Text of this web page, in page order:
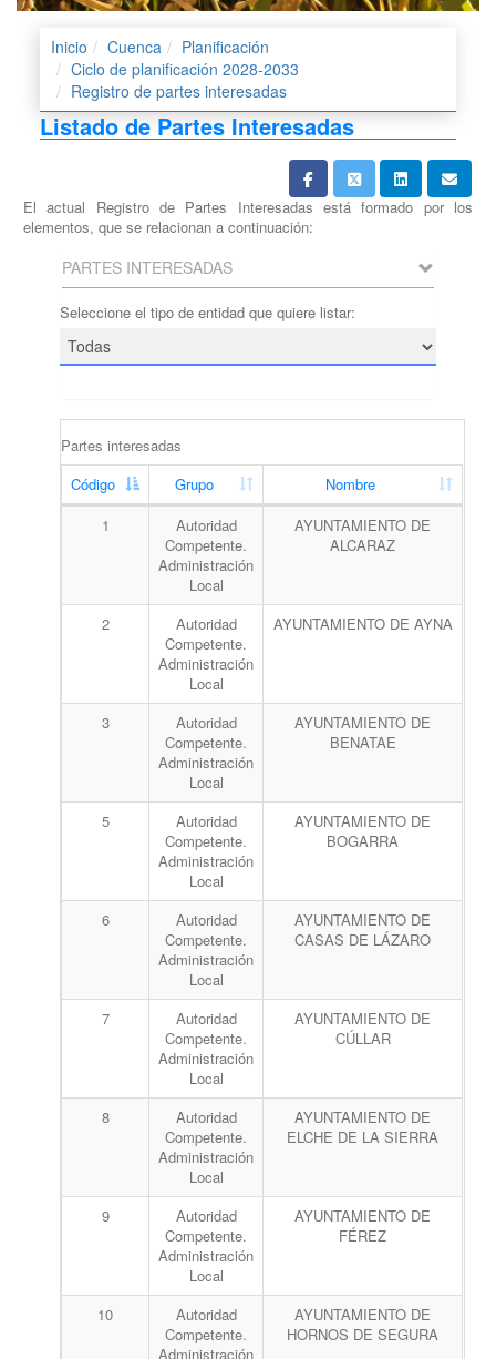
Inicio Cuenca
Planificación
Ciclo de planificación 2028-2033
Registro de partes interesadas
Listado de Partes Interesadas
El actual Registro de Partes Interesadas está formado por los
elementos, que se relacionan a continuación:
PARTES INTERESADAS
Seleccione el tipo de entidad que quiere listar:
Partes interesadas
Código
Grupo
Nombre
1
Autoridad
Competente.
Administración
Local
AYUNTAMIENTO DE
ALCARAZ
2
Autoridad
Competente.
Administración
Local
AYUNTAMIENTO DE AYNA
3
Autoridad
Competente.
Administración
Local
AYUNTAMIENTO DE
BENATAE
5
Autoridad
Competente.
Administración
Local
AYUNTAMIENTO DE
BOGARRA
6
Autoridad
Competente.
Administración
Local
AYUNTAMIENTO DE
CASAS DE LÁZARO
7
Autoridad
Competente.
Administración
Local
AYUNTAMIENTO DE
CÚLLAR
8
Autoridad
Competente.
Administración
Local
AYUNTAMIENTO DE
ELCHE DE LA SIERRA
9
Autoridad
Competente.
Administración
Local
AYUNTAMIENTO DE
FÉREZ
10
Autoridad
Competente.
Administración
AYUNTAMIENTO DE
HORNOS DE SEGURA